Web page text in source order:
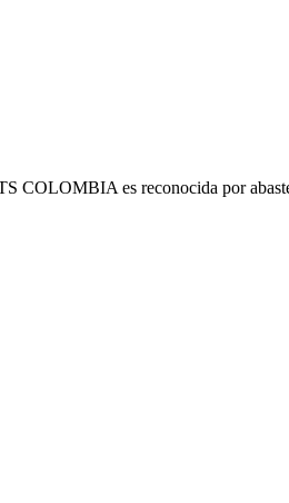
COLOMBIA es reconocida por